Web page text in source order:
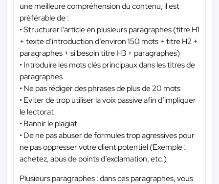
une meilleure compréhension du contenu, il est
préférable de :
• Structurer l’article en plusieurs paragraphes (titre H1
+ texte d’introduction d’environ 150 mots + titre H2 +
paragraphes + si besoin titre H3 + paragraphes)
• Introduire les mots clés principaux dans les titres de
paragraphes
• Ne pas rédiger des phrases de plus de 20 mots
• Eviter de trop utiliser la voix passive afin d’impliquer
le lectorat
• Bannir le plagiat
• De ne pas abuser de formules trop agressives pour
ne pas oppresser votre client potentiel (Exemple :
achetez, abus de points d’exclamation, etc.)
Plusieurs paragraphes : dans ces paragraphes, vous